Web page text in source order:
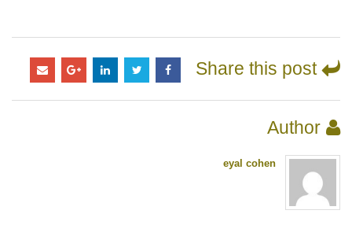
Share this post
Author
eyal cohen